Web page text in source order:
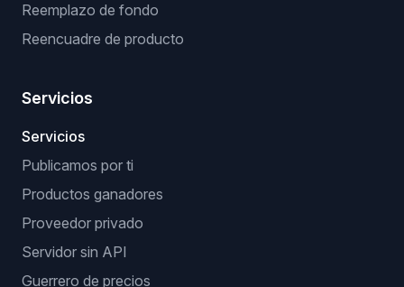
Reemplazo de fondo
Reencuadre de producto
Servicios
Servicios
Publicamos por ti
Productos ganadores
Proveedor privado
Servidor sin API
Guerrero de precios